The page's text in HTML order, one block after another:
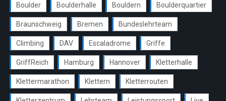
Boulder Boulderhalle Bouldern Boulderquartier
Braunschweig Bremen Bundeslehrteam
Climbing DAV Escaladrome Griffe
GriffReich Hamburg Hannover Kletterhalle
Klettermarathon Klettern Kletterrouten